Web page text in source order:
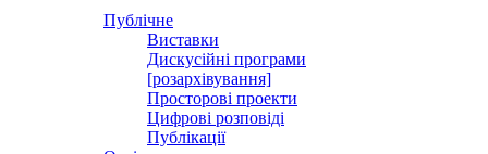
Публічне
Виставки
Дискусійні програми
[розархівування]
Просторові проекти
Цифрові розповіді
Публікації